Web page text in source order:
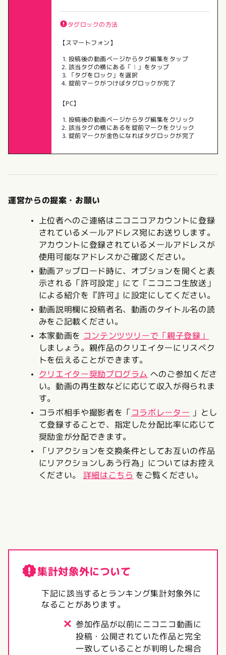
タグロックの方法
【スマートフォン】
投稿後の動画ページからタグ編集をタップ
該当タグの横にある「︙」をタップ
「タグをロック」を選択
錠前マークがつけばタグロックが完了
【PC】
投稿後の動画ページからタグ編集をクリック
該当タグの横にあるを錠前マークをクリック
錠前マークが金色になればタグロックが完了
運営からの提案・お願い
上位者へのご連絡はニコニコアカウントに登録
されているメールアドレス宛にお送りします。
アカウントに登録されているメールアドレスが
使用可能なアドレスかご確認ください。
動画アップロード時に、オプションを開くと表
示される「許可設定」にて「ニコニコ生放送」
による紹介を『許可』に設定にしてください。
動画説明欄に投稿者名、動画のタイトル名の読
みをご記載ください。
本家動画を コンテンツツリーで「親子登録」
しましょう。親作品のクリエイターにリスペク
トを伝えることができます。
クリエイター奨励プログラム へのご参加くださ
い。動画の再生数などに応じて収入が得られま
す。
コラボ相手や撮影者を「コラボレーター 」とし
て登録することで、指定した分配比率に応じて
奨励金が分配できます。
「リアクションを交換条件としてお互いの作品
にリアクションしあう行為」についてはお控え
ください。 詳細はこちら をご覧ください。
集計対象外について
下記に該当するとランキング集計対象外に
なることがあります。
参加作品が以前にニコニコ動画に
投稿・公開されていた作品と完全
一致していることが判明した場合